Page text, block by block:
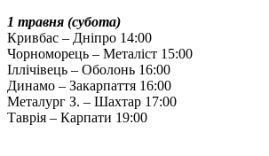
1 травня (субота)
Кривбас – Дніпро 14:00
Чорноморець – Металіст 15:00
Іллічівець – Оболонь 16:00
Динамо – Закарпаття 16:00
Металург З. – Шахтар 17:00
Таврія – Карпати 19:00